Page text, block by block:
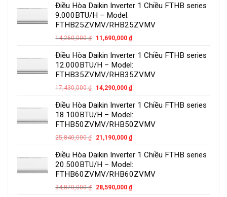
Điều Hòa Daikin Inverter 1 Chiều FTHB series
9.000BTU/H – Model:
FTHB25ZVMV/RHB25ZVMV
14,260,000₫ 11,690,000 ₫
Điều Hòa Daikin Inverter 1 Chiều FTHB series
12.000BTU/H – Model:
FTHB35ZVMV/RHB35ZVMV
17,430,000₫ 14,290,000 ₫
Điều Hòa Daikin Inverter 1 Chiều FTHB series
18.100BTU/H – Model:
FTHB50ZVMV/RHB50ZVMV
25,840,000₫ 21,190,000 ₫
Điều Hòa Daikin Inverter 1 Chiều FTHB series
20.500BTU/H – Model:
FTHB60ZVMV/RHB60ZVMV
34,870,000₫ 28,590,000 ₫